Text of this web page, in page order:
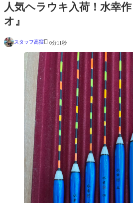
人気ヘラウキ入荷！水幸
オ』
スタッフ高窪 0分11秒